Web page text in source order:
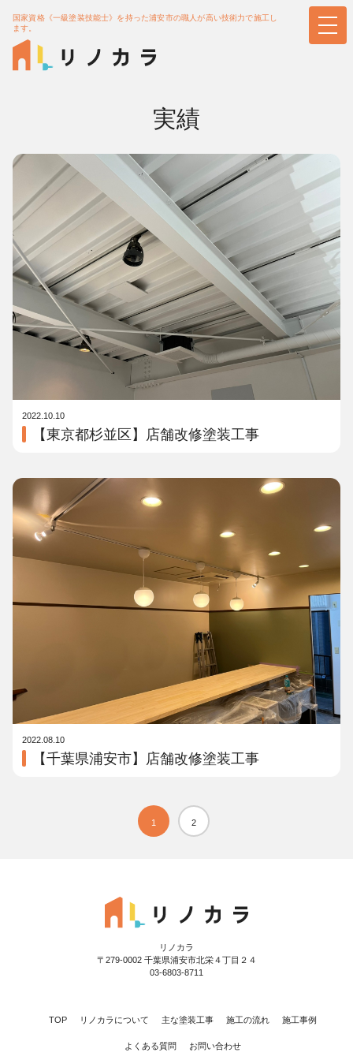
国家資格《一級塗装技能士》を持った浦安市の職人が高い技術力で施工し
ます。
実績
2022.10.10
【東京都杉並区】店舗改修塗装工事
2022.08.10
【千葉県浦安市】店舗改修塗装工事
1 2
リノカラ
〒279-0002 千葉県浦安市北栄４丁目２４
03-6803-8711
TOP リノカラについて 主な塗装工事 施工の流れ 施工事例
よくある質問 お問い合わせ